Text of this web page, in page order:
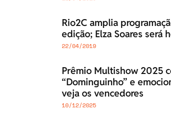
Rio2C amplia
edição; Elza Soares será
22/04/2019
Prêmio Multishow 2025
“Dominguinho” e
veja os vencedores
10/12/2025